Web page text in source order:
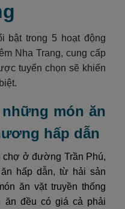
bật trong 5 hoạt động
Nha Trang, cung cấp
tuyển chọn sẽ khiến
món ăn
hấp dẫn
chợ ở đường Trần Phú,
hấp dẫn, từ hải sản
ăn vặt truyền thống
ăn đều có giá cả phải